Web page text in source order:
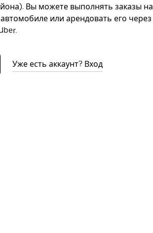
Вы можете выполнять заказы на
или арендовать его через
Уже есть аккаунт? Вход